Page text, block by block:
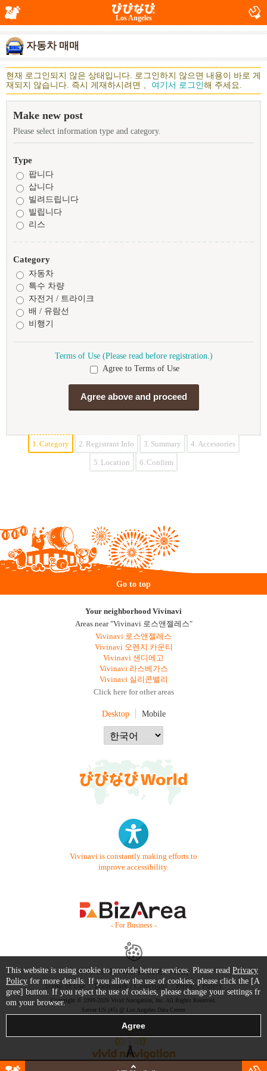
Los Angeles
자동차 매매
현재 로그인되지 않은 상태입니다. 로그인하지 않으면 내용이 바로 게
재되지 않습니다. 즉시 게재하시려면 、 여기서 로그인해 주세요.
Make new post
Please select information type and category.
Type
팝니다
삽니다
빌려드립니다
빌립니다
리스
Category
자동차
특수 차량
자전거 / 트라이크
배 / 유람선
비행기
Terms of Use (Please read before registration.)
Agree to Terms of Use
1. Category 2. Registrant Info 3. Summary 4. Accessories
5. Location 6. Confirm
Go to top
Your neighborhood Vivinavi
Areas near "Vivinavi 로스앤젤레스"
Vivinavi 로스앤젤레스
Vivinavi 오렌지 카운티
Vivinavi 샌디에고
Vivinavi 라스베가스
Vivinavi 실리콘밸리
Click here for other areas
Desktop Mobile
Vivinavi is constantly making efforts to
improve accessibility.
- For Business -
Contact Us Starter Guide
FAQ
Terms of Use
Trademark / Copyright Privacy Policy
Copyright © 1999-2026 Vivid Navigation, Inc. All Rights Reserved.
Server US (45) @ Los Angeles Data Center
This website is using cookie to provide better services. Please read Privacy
Policy for more details. If you allow the use of cookies, please click the [A
gree] button. If you reject the use of cookies, please change your settings fr
om your browser.